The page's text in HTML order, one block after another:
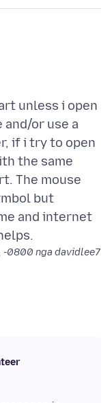
unless i open
or use a
if i try to open
the same
The mouse
but
and internet
-0800 nga davidlee7